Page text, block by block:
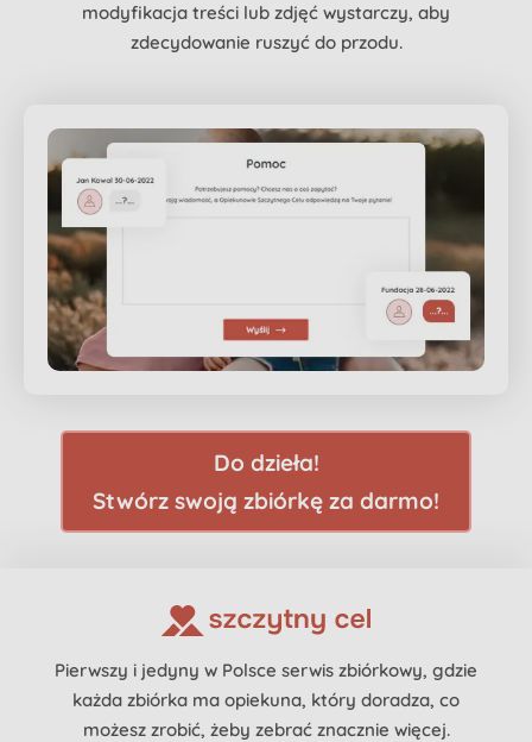
modyfikacja treści lub zdjęć wystarczy, aby
zdecydowanie ruszyć do przodu.
Do dzieła!
Stwórz swoją zbiórkę za darmo!
Pierwszy i jedyny w Polsce serwis zbiórkowy, gdzie
każda zbiórka ma opiekuna, który doradza, co
możesz zrobić, żeby zebrać znacznie więcej.